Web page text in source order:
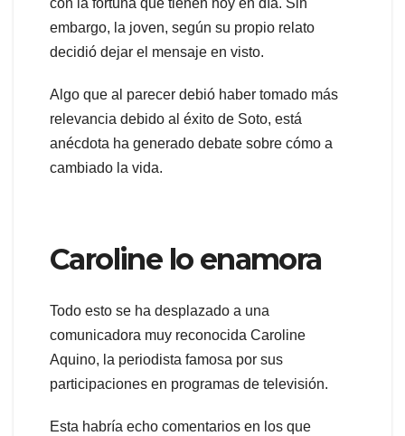
con la fortuna que tienen hoy en día. Sin
embargo, la joven, según su propio relato
decidió dejar el mensaje en visto.
Algo que al parecer debió haber tomado más
relevancia debido al éxito de Soto, está
anécdota ha generado debate sobre cómo a
cambiado la vida.
Caroline lo enamora
Todo esto se ha desplazado a una
comunicadora muy reconocida Caroline
Aquino, la periodista famosa por sus
participaciones en programas de televisión.
Esta habría echo comentarios en los que